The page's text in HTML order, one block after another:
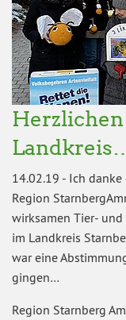
Herzlichen
14.02.19 - Ich
Region
wirksamen Tier- und
im Landkreis
war eine
gingen…
Region Starnberg